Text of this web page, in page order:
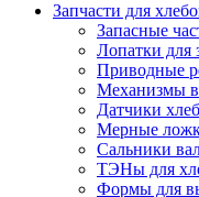
Запчасти для
Запасные
Лопатки для
Приводные
Механизмы
Датчики
Мерные
Сальники
ТЭНы для
Формы для